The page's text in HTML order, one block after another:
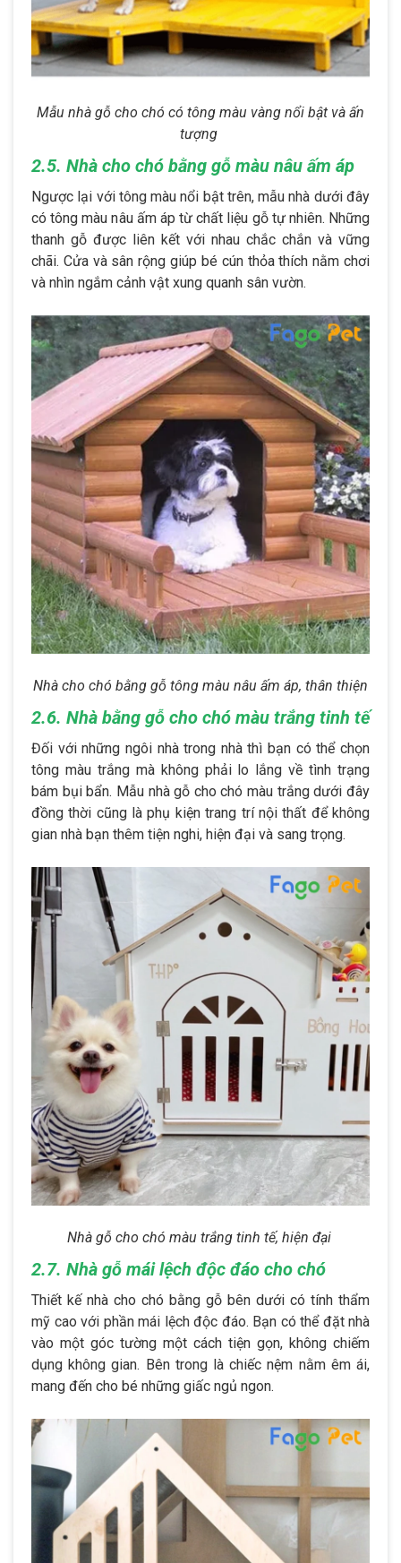
Mẫu nhà gỗ cho chó có tông màu vàng nổi bật và ấn
tượng
2.5. Nhà cho chó bằng gỗ màu nâu ấm áp
Ngược lại với tông màu nổi bật trên, mẫu nhà dưới đây
có tông màu nâu ấm áp từ chất liệu gỗ tự nhiên. Những
thanh gỗ được liên kết với nhau chắc chắn và vững
chãi. Cửa và sân rộng giúp bé cún thỏa thích nằm chơi
và nhìn ngắm cảnh vật xung quanh sân vườn.
Nhà cho chó bằng gỗ tông màu nâu ấm áp, thân thiện
2.6. Nhà bằng gỗ cho chó màu trắng tinh tế
Đối với những ngôi nhà trong nhà thì bạn có thể chọn
tông màu trắng mà không phải lo lắng về tình trạng
bám bụi bẩn. Mẫu nhà gỗ cho chó màu trắng dưới đây
đồng thời cũng là phụ kiện trang trí nội thất để không
gian nhà bạn thêm tiện nghi, hiện đại và sang trọng.
Nhà gỗ cho chó màu trắng tinh tế, hiện đại
2.7. Nhà gỗ mái lệch độc đáo cho chó
Thiết kế nhà cho chó bằng gỗ bên dưới có tính thẩm
mỹ cao với phần mái lệch độc đáo. Bạn có thể đặt nhà
vào một góc tường một cách tiện gọn, không chiếm
dụng không gian. Bên trong là chiếc nệm nằm êm ái,
mang đến cho bé những giấc ngủ ngon.